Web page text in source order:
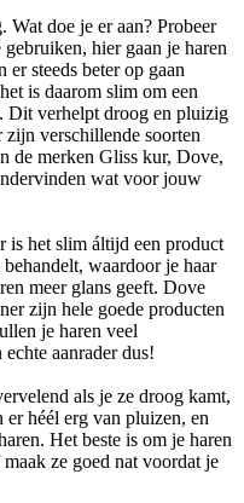
doe je er aan? Probeer
hier gaan je haren
er steeds beter op gaan
is daarom slim om een
Dit verhelpt droog en pluizig
zijn verschillende soorten
de merken Gliss kur, Dove,
wat voor jouw
is het slim áltijd een product
waardoor je haar
meer glans geeft. Dove
zijn hele goede producten
je haren veel
aanrader dus!
als je ze droog kamt,
héél erg van pluizen, en
Het beste is om je haren
ze goed nat voordat je